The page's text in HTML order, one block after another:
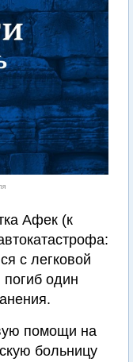
Афек (к
с легковой
один
помощи на
больницу